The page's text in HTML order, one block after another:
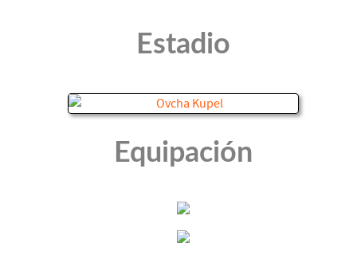
Estadio
Equipación